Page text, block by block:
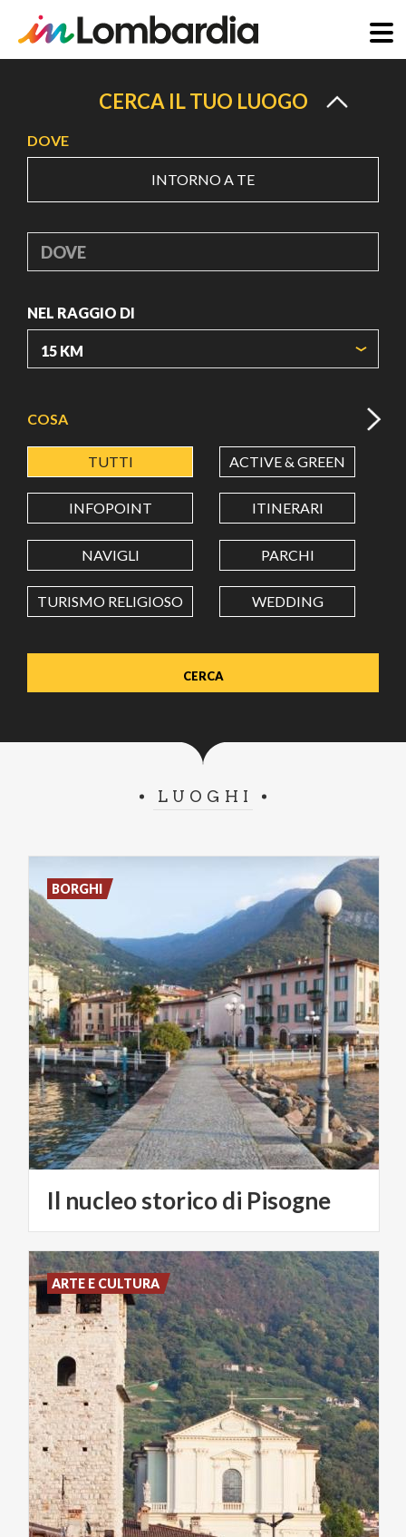
principale
CERCA IL TUO LUOGO
DOVE
INTORNO A TE
DOVE
NEL RAGGIO DI
LATITUDINE
LONGITUDINE
Value in decimal degrees. Use dot (.) as decimal separator.
COSA
TUTTI ACTIVE & GREEN
INFOPOINT ITINERARI
NAVIGLI PARCHI
TURISMO RELIGIOSO WEDDING
LUOGHI
Il nucleostoricodi Pisogne
BORGHI
ARTE E CULTURA